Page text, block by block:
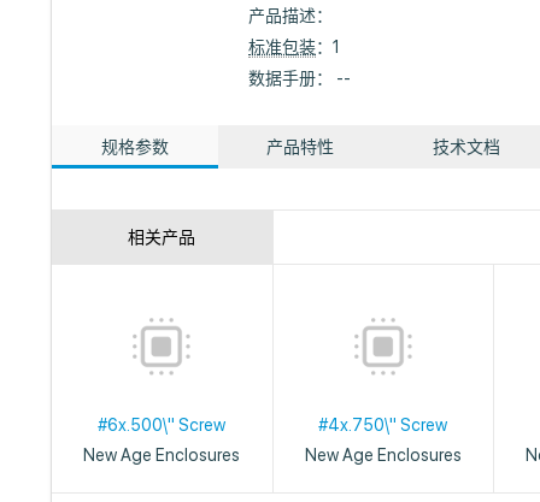
产品描述：
标准包装：1
数据手册： --
规格参数 产品特性 技术文档
相关产品
#6x.500\" Screw
New Age Enclosures
#4x.750\" Screw
New Age Enclosures